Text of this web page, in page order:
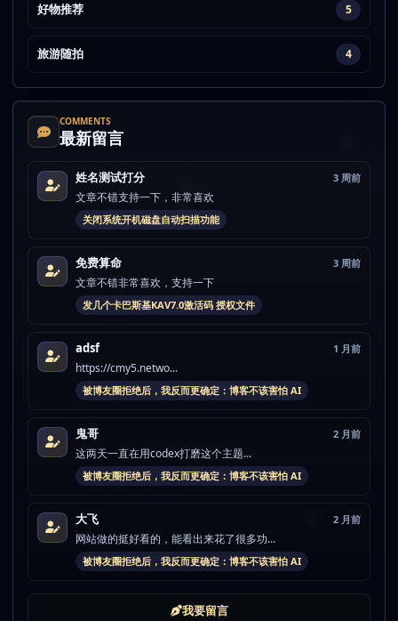
好物推荐 5
旅游随拍 4
COMMENTS
最新留言
姓名测试打分 3 周前
文章不错支持一下，非常喜欢
关闭系统开机磁盘自动扫描功能
免费算命 3 周前
文章不错非常喜欢，支持一下
发几个卡巴斯基KAV7.0激活码 授权文件
adsf 1 月前
https://cmy5.netwo...
被博友圈拒绝后，我反而更确定：博客不该害怕 AI
鬼哥 2 月前
这两天一直在用codex打磨这个主题...
被博友圈拒绝后，我反而更确定：博客不该害怕 AI
大飞 2 月前
网站做的挺好看的，能看出来花了很多功...
被博友圈拒绝后，我反而更确定：博客不该害怕 AI
我要留言